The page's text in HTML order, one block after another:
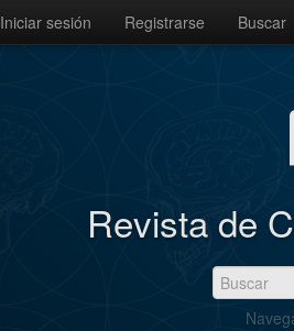
Iniciar sesión Registrarse Buscar
Revista de